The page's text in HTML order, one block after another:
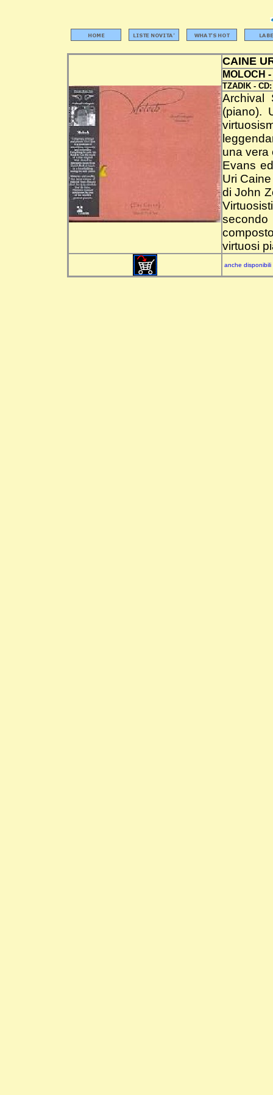
CAINE
MOLOCH
TZADIK -
Archival
(piano).
una vera
Evans
Uri
di John
virtuosi
anche disponibili